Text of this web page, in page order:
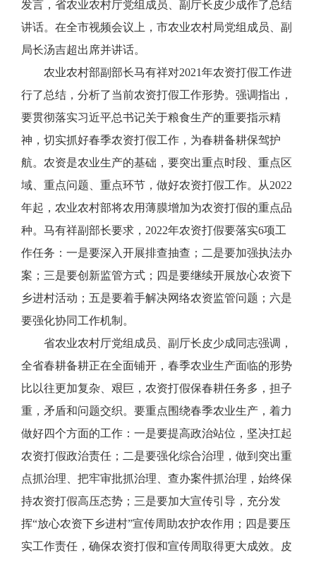
发言，省农业农村厅党组成员、副厅长皮少成作了总结
讲话。在全市视频会议上，市农业农村局党组成员、副
局长汤吉超出席并讲话。
农业农村部副部长马有祥对2021年农资打假工作进
行了总结，分析了当前农资打假工作形势。强调指出，
要贯彻落实习近平总书记关于粮食生产的重要指示精
神，切实抓好春季农资打假工作，为春耕备耕保驾护
航。农资是农业生产的基础，要突出重点时段、重点区
域、重点问题、重点环节，做好农资打假工作。从2022
年起，农业农村部将农用薄膜增加为农资打假的重点品
种。马有祥副部长要求，2022年农资打假要落实6项工
作任务：一是要深入开展排查抽查；二是要加强执法办
案；三是要创新监管方式；四是要继续开展放心农资下
乡进村活动；五是要着手解决网络农资监管问题；六是
要强化协同工作机制。
省农业农村厅党组成员、副厅长皮少成同志强调，
全省春耕备耕正在全面铺开，春季农业生产面临的形势
比以往更加复杂、艰巨，农资打假保春耕任务多，担子
重，矛盾和问题交织。要重点围绕春季农业生产，着力
做好四个方面的工作：一是要提高政治站位，坚决扛起
农资打假政治责任；二是要强化综合治理，做到突出重
点抓治理、把牢审批抓治理、查办案件抓治理，始终保
持农资打假高压态势；三是要加大宣传引导，充分发
挥“放心农资下乡进村”宣传周助农护农作用；四是要压
实工作责任，确保农资打假和宣传周取得更大成效。皮